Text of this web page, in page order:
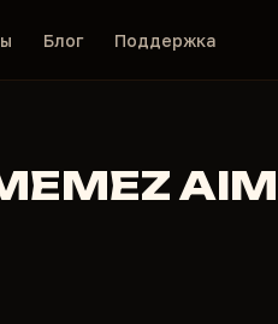
Блог Поддержка